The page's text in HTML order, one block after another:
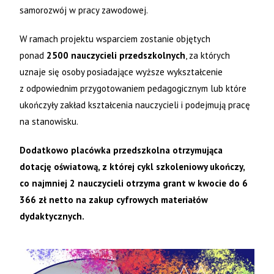
samorozwój w pracy zawodowej.
W ramach projektu wsparciem zostanie objętych
ponad 2500 nauczycieli przedszkolnych, za których
uznaje się osoby posiadające wyższe wykształcenie
z odpowiednim przygotowaniem pedagogicznym lub które
ukończyły zakład kształcenia nauczycieli i podejmują pracę
na stanowisku.
Dodatkowo placówka przedszkolna otrzymująca
dotację oświatową, z której cykl szkoleniowy ukończy,
co najmniej 2 nauczycieli otrzyma grant w kwocie do 6
366 zł netto na zakup cyfrowych materiałów
dydaktycznych.